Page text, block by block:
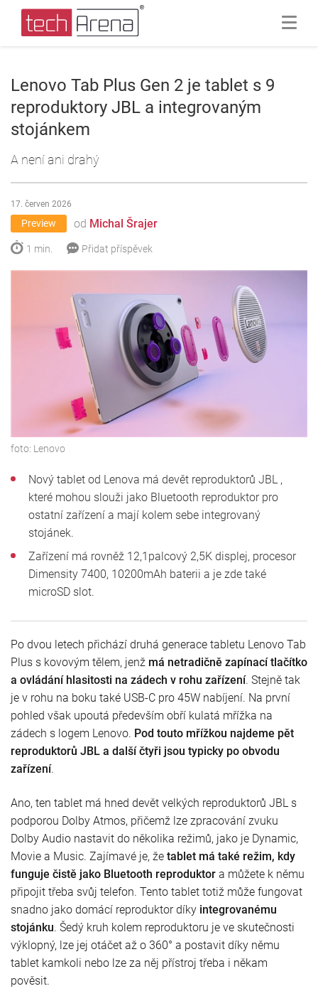
Lenovo Tab Plus Gen 2 je tablet s 9
reproduktory JBL a integrovaným
stojánkem
A není ani drahý
Preview od Michal Šrajer
17. červen 2026
1 min. Přidat příspěvek
foto: Lenovo
Nový tablet od Lenova má devět reproduktorů JBL ,
které mohou slouži jako Bluetooth reproduktor pro
ostatní zařízení a mají kolem sebe integrovaný
stojánek.
Zařízení má rovněž 12,1palcový 2,5K displej, procesor
Dimensity 7400, 10200mAh baterii a je zde také
microSD slot.
Po dvou letech přichází druhá generace tabletu Lenovo Tab
Plus s kovovým tělem, jenž má netradičně zapínací tlačítko
a ovládání hlasitosti na zádech v rohu zařízení. Stejně tak
je v rohu na boku také USB-C pro 45W nabíjení. Na první
pohled však upoutá především obří kulatá mřížka na
zádech s logem Lenovo. Pod touto mřížkou najdeme pět
reproduktorů JBL a další čtyři jsou typicky po obvodu
zařízení.
Ano, ten tablet má hned devět velkých reproduktorů JBL s
podporou Dolby Atmos, přičemž lze zpracování zvuku
Dolby Audio nastavit do několika režimů, jako je Dynamic,
Movie a Music. Zajímavé je, že tablet má také režim, kdy
funguje čistě jako Bluetooth reproduktor a můžete k němu
připojit třeba svůj telefon. Tento tablet totiž může fungovat
snadno jako domácí reproduktor díky integrovanému
stojánku. Šedý kruh kolem reproduktoru je ve skutečnosti
výklopný, lze jej otáčet až o 360° a postavit díky němu
tablet kamkoli nebo lze za něj přístroj třeba i někam
pověsit.